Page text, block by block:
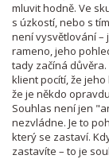
mluvit hodně. Ve
s úzkostí, nebo s
není vysvětlování –
rameno, jeho
tady začíná důvěra.
klient pocítí, že
že je někdo
Souhlas není jen
nezvládne. Je to
který se zastaví.
zastavíte – to je